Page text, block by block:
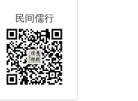
民间儒行